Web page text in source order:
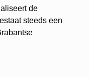
de
steeds een